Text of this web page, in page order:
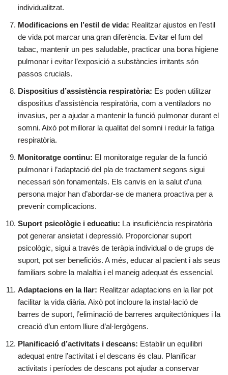
individualitzat.
Modificacions en l’estil de vida: Realitzar ajustos en l’estil
de vida pot marcar una gran diferència. Evitar el fum del
tabac, mantenir un pes saludable, practicar una bona higiene
pulmonar i evitar l’exposició a substàncies irritants són
passos crucials.
Dispositius d’assistència respiratòria: Es poden utilitzar
dispositius d’assistència respiratòria, com a ventiladors no
invasius, per a ajudar a mantenir la funció pulmonar durant el
somni. Això pot millorar la qualitat del somni i reduir la fatiga
respiratòria.
Monitoratge continu: El monitoratge regular de la funció
pulmonar i l’adaptació del pla de tractament segons sigui
necessari són fonamentals. Els canvis en la salut d’una
persona major han d’abordar-se de manera proactiva per a
prevenir complicacions.
Suport psicològic i educatiu: La insuficiència respiratòria
pot generar ansietat i depressió. Proporcionar suport
psicològic, sigui a través de teràpia individual o de grups de
suport, pot ser beneficiós. A més, educar al pacient i als seus
familiars sobre la malaltia i el maneig adequat és essencial.
Adaptacions en la llar: Realitzar adaptacions en la llar pot
facilitar la vida diària. Això pot incloure la instal·lació de
barres de suport, l’eliminació de barreres arquitectòniques i la
creació d’un entorn lliure d’al·lergògens.
Planificació d’activitats i descans: Establir un equilibri
adequat entre l’activitat i el descans és clau. Planificar
activitats i períodes de descans pot ajudar a conservar